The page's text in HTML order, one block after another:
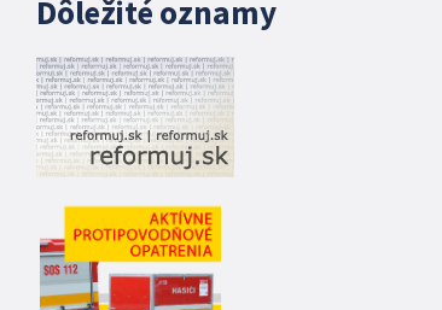
Dôležité oznamy